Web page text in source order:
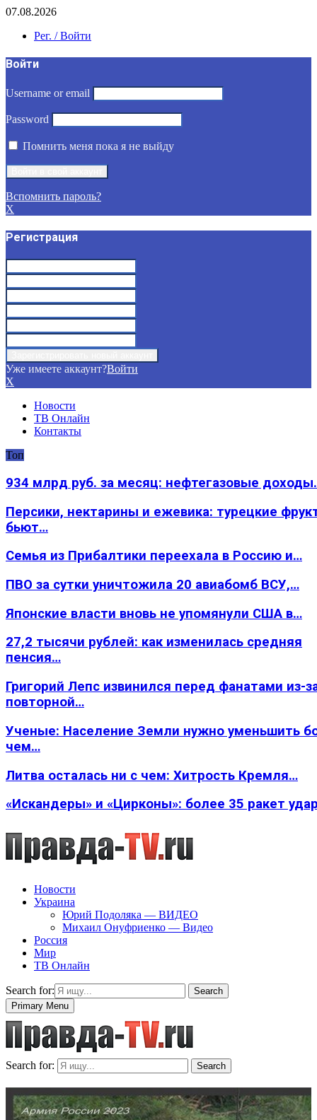
07.08.2026
Рег. / Войти
Войти
Username or email
Password
Помнить меня пока я не выйду
Вспомнить пароль?
X
Регистрация
Уже имеете аккаунт?Войти
X
Новости
ТВ Онлайн
Контакты
Топ
934 млрд руб. за месяц: нефтегазовые
Персики, нектарины и ежевика: турецкие
бьют…
Семья из Прибалтики переехала в Россию и…
ПВО за сутки уничтожила 20 авиабомб ВСУ,…
Японские власти вновь не упомянули США в…
27,2 тысячи рублей: как изменилась средняя
пенсия…
Григорий Лепс извинился перед фанатами из-
повторной…
Ученые: Население Земли нужно уменьшить
чем…
Литва осталась ни с чем: Хитрость Кремля…
«Искандеры» и «Цирконы»: более 35 ракет
Новости
Украина
Юрий Подоляка — ВИДЕО
Михаил Онуфриенко — Видео
Россия
Мир
ТВ Онлайн
Search for:
Search
Primary Menu
Search for: Search